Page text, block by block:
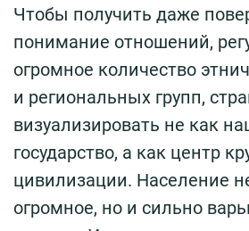
Чтобы получить даже
понимание отношений,
огромное количество
и региональных групп,
визуализировать не как
государство, а как центр
цивилизации. Население
огромное, но и сильно